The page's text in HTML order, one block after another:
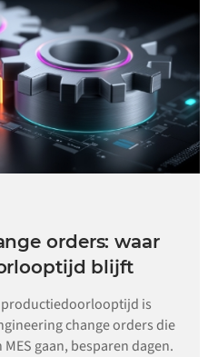
orders: waar
blijft
productiedoorlooptijd is
change orders die
gaan, besparen dagen.